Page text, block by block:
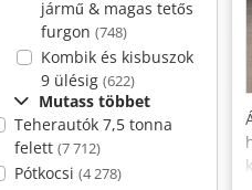
jármű & magas tetős
furgon (748)
Kombik és kisbuszok
9 ülésig (622)
Mutass többet
Teherautók 7,5 tonna
felett (7 712)
Pótkocsi (4 278)